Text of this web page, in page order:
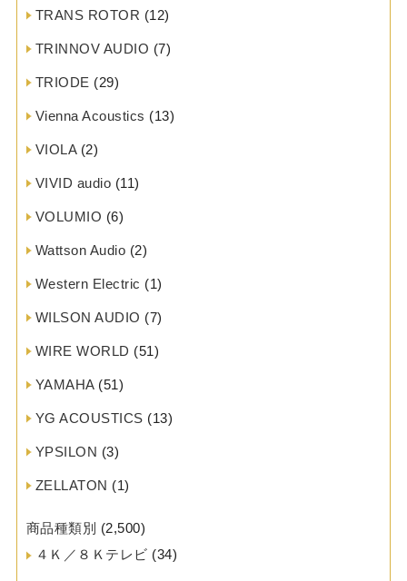
TRANS ROTOR (12)
TRINNOV AUDIO (7)
TRIODE (29)
Vienna Acoustics (13)
VIOLA(2)
VIVID audio (11)
VOLUMIO (6)
Wattson Audio (2)
Western Electric (1)
WILSON AUDIO (7)
WIRE WORLD (51)
YAMAHA(51)
YG ACOUSTICS (13)
YPSILON (3)
ZELLATON (1)
商品種類別 (2,500)
４Ｋ／８Ｋテレビ (34)